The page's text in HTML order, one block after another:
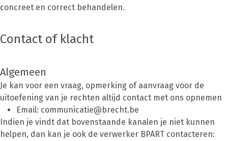
concreet en correct behandelen.
Contact of klacht
Algemeen
Je kan voor een vraag, opmerking of aanvraag voor de
uitoefening van je rechten altijd contact met ons opnemen
Email: communicatie@brecht.be
Indien je vindt dat bovenstaande kanalen je niet kunnen
helpen, dan kan je ook de verwerker BPART contacteren: